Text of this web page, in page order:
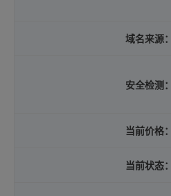
域名来源：
安全检测：
当前价格：
当前状态：